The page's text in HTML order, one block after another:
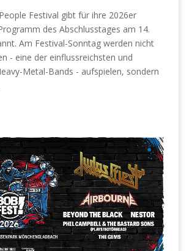
Festival gibt für ihre 2026er
des Abschlusstages am 14.
Am Festival-Sonntag werden nicht
- eine der einflussreichsten und
Metal-Bands - aufspielen, sondern